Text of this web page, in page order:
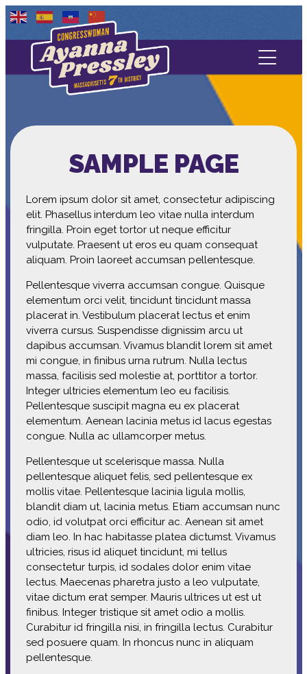
Contact Us
SAMPLE PAGE
Lorem ipsum dolor sit amet, consectetur adipiscing
elit. Phasellus interdum leo vitae nulla interdum
fringilla. Proin eget tortor ut neque efficitur
vulputate. Praesent ut eros eu quam consequat
aliquam. Proin laoreet accumsan pellentesque.
Pellentesque viverra accumsan congue. Quisque
elementum orci velit, tincidunt tincidunt massa
placerat in. Vestibulum placerat lectus et enim
viverra cursus. Suspendisse dignissim arcu ut
dapibus accumsan. Vivamus blandit lorem sit amet
mi congue, in finibus urna rutrum. Nulla lectus
massa, facilisis sed molestie at, porttitor a tortor.
Integer ultricies elementum leo eu facilisis.
Pellentesque suscipit magna eu ex placerat
elementum. Aenean lacinia metus id lacus egestas
congue. Nulla ac ullamcorper metus.
Pellentesque ut scelerisque massa. Nulla
pellentesque aliquet felis, sed pellentesque ex
mollis vitae. Pellentesque lacinia ligula mollis,
blandit diam ut, lacinia metus. Etiam accumsan nunc
odio, id volutpat orci efficitur ac. Aenean sit amet
diam leo. In hac habitasse platea dictumst. Vivamus
ultricies, risus id aliquet tincidunt, mi tellus
consectetur turpis, id sodales dolor enim vitae
lectus. Maecenas pharetra justo a leo vulputate,
vitae dictum erat semper. Mauris ultrices ut est ut
finibus. Integer tristique sit amet odio a mollis.
Curabitur id fringilla nisi, in fringilla lectus. Curabitur
sed posuere quam. In rhoncus nunc in aliquam
pellentesque.